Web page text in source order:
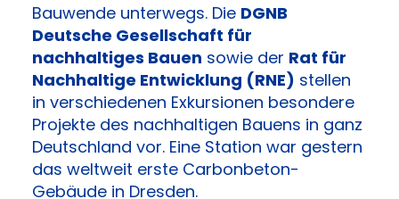
Bauwende unterwegs. Die DGNB
Deutsche Gesellschaft für
nachhaltiges Bauen sowie der Rat für
Nachhaltige Entwicklung (RNE) stellen
in verschiedenen Exkursionen besondere
Projekte des nachhaltigen Bauens in ganz
Deutschland vor. Eine Station war gestern
das weltweit erste Carbonbeton-
Gebäude in Dresden.